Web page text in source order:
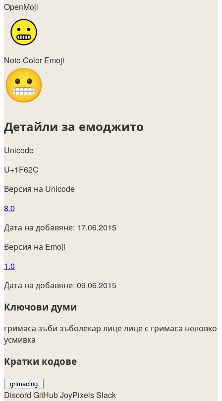
OpenMoji
Noto Color Emoji
Детайли за емоджито
Unicode
U+1F62C
Версия на Unicode
8.0
Дата на добавяне: 17.06.2015
Версия на Emoji
1.0
Дата на добавяне: 09.06.2015
Ключови думи
гримаса зъби зъболекар лицелице с гримаса неловко
усмивка
Кратки кодове
:grimacing:
Discord GitHubJoyPixelsSlack